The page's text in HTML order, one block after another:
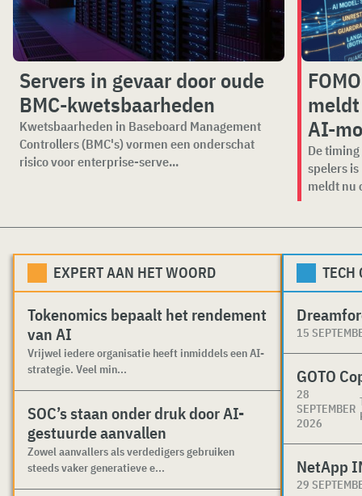
Servers in gevaar door oude
BMC-kwetsbaarheden
Kwetsbaarheden in Baseboard Management
Controllers (BMC's) vormen een onderschat
risico voor enterprise-serve...
AI-
De
spelers
meldt nu
EXPERT AAN HET WOORD
Tokenomics bepaalt het rendement
van AI
Vrijwel iedere organisatie heeft inmiddels een AI-
strategie. Veel min...
SOC’s staan onder druk door AI-
gestuurde aanvallen
Zowel aanvallers als verdedigers gebruiken
steeds vaker generatieve e...
TECH
15
GOTO
28
SEPTEMBER
2026
NetApp
29